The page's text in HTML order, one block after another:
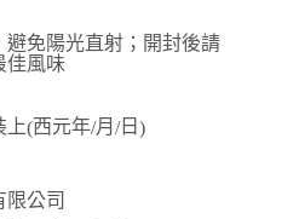
避免陽光直射；開封後請
佳風味
上(西元年/月 /日 )
限公司